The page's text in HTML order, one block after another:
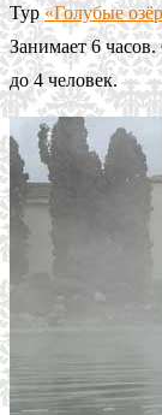
Тур«Голубые
Занимает 6
до 4 человек.